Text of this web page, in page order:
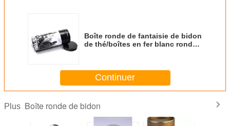
Boîte ronde de fantaisie de bidon
de thé/boîtes en fer blanc rondes
empaquetage de thé
Continuer
Plus Boîte ronde de bidon